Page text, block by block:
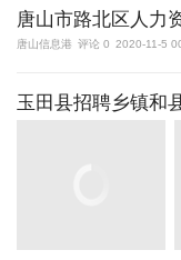
唐山市路北区人力
唐山信息港 评论 0 2020-11-5
玉田县招聘乡镇和